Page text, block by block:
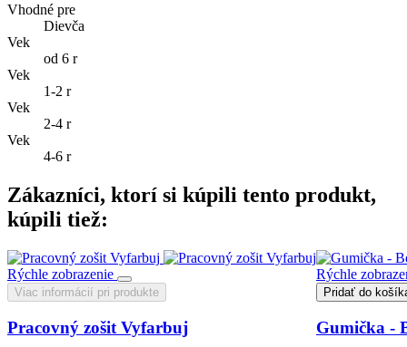
Vhodné pre
Dievča
Vek
od 6 r
Vek
1-2 r
Vek
2-4 r
Vek
4-6 r
Zákazníci, ktorí si kúpili tento produkt,
kúpili tiež:
Rýchle zobrazenie
Viac informácií pri produkte
Pracovný zošit Vyfarbuj
Rýchle
Pridať do
Gumička -